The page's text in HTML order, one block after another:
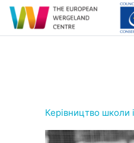
Перейти до головного вмісту
Керівництво школи